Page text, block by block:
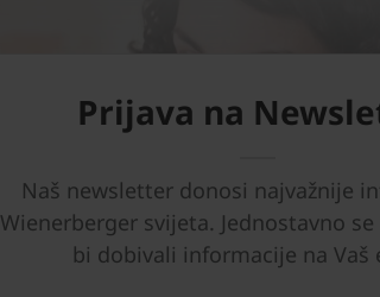
Prijava na
Naš newsletter donosi najvažnije
Wienerberger svijeta. Jednostavno
bi dobivali informacije na Vaš